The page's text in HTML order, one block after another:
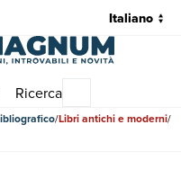
Ricerca
Libri antichi e moderni